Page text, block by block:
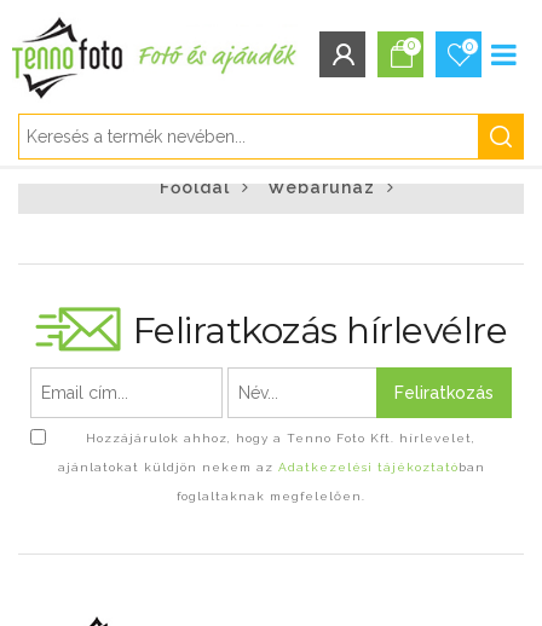
0 0
Főoldal Webáruház
Feliratkozás hírlevélre
Feliratkozás
Hozzájárulok ahhoz, hogy a Tenno Foto Kft. hírlevelet,
ajánlatokat küldjön nekem az Adatkezelési tájékoztatóban
foglaltaknak megfelelően.